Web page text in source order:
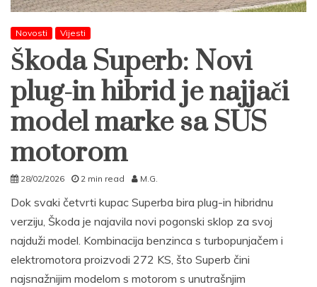
Novosti Vijesti
Škoda Superb: Novi
plug-in hibrid je najjači
model marke sa SUS
motorom
28/02/2026 2 min read M.G.
Dok svaki četvrti kupac Superba bira plug-in hibridnu
verziju, Škoda je najavila novi pogonski sklop za svoj
najduži model. Kombinacija benzinca s turbopunjačem i
elektromotora proizvodi 272 KS, što Superb čini
najsnažnijim modelom s motorom s unutrašnjim